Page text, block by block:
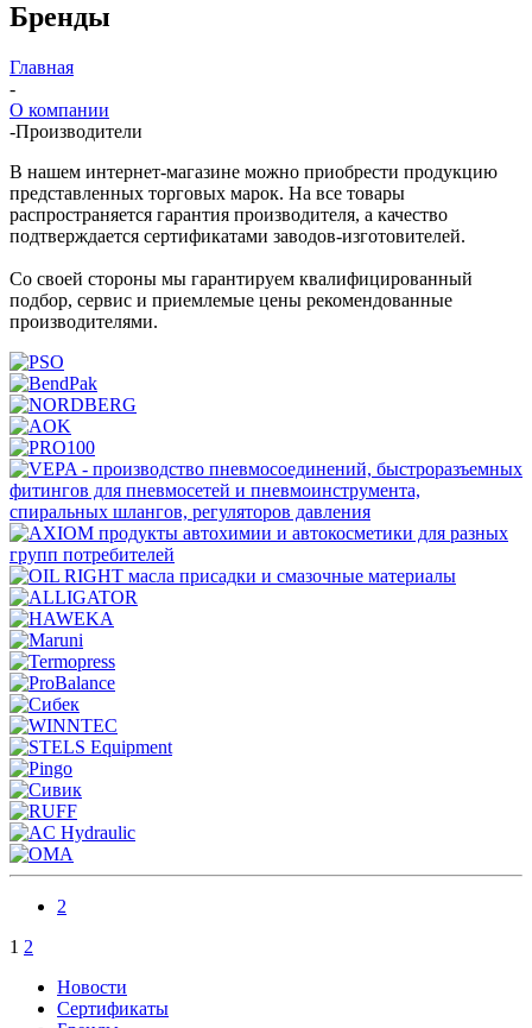
Бренды
Главная
-
О компании
-Производители
В нашем интернет-магазине можно приобрести продукцию
представленных торговых марок. На все товары
распространяется гарантия производителя, а качество
подтверждается сертификатами заводов-изготовителей.
Со своей стороны мы гарантируем квалифицированный
подбор, сервис и приемлемые цены рекомендованные
производителями.
2
1 2
Новости
Сертификаты